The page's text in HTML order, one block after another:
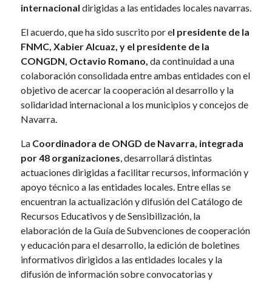
internacional dirigidas a las entidades locales navarras.
El acuerdo, que ha sido suscrito por el presidente de la
FNMC, Xabier Alcuaz, y el presidente de la
CONGDN, Octavio Romano, da continuidad a una
colaboración consolidada entre ambas entidades con el
objetivo de acercar la cooperación al desarrollo y la
solidaridad internacional a los municipios y concejos de
Navarra.
La Coordinadora de ONGD de Navarra, integrada
por 48 organizaciones, desarrollará distintas
actuaciones dirigidas a facilitar recursos, información y
apoyo técnico a las entidades locales. Entre ellas se
encuentran la actualización y difusión del Catálogo de
Recursos Educativos y de Sensibilización, la
elaboración de la Guía de Subvenciones de cooperación
y educación para el desarrollo, la edición de boletines
informativos dirigidos a las entidades locales y la
difusión de información sobre convocatorias y